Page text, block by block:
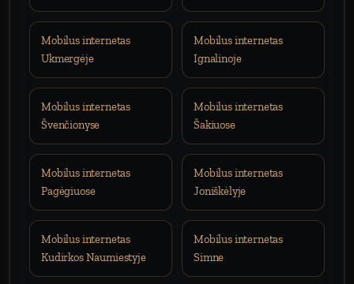
Mobilus internetas
Ukmergėje
Mobilus internetas
Ignalinoje
Mobilus internetas
Švenčionyse
Mobilus internetas
Šakiuose
Mobilus internetas
Pagėgiuose
Mobilus internetas
Joniškėlyje
Mobilus internetas
Kudirkos Naumiestyje
Mobilus internetas
Simne